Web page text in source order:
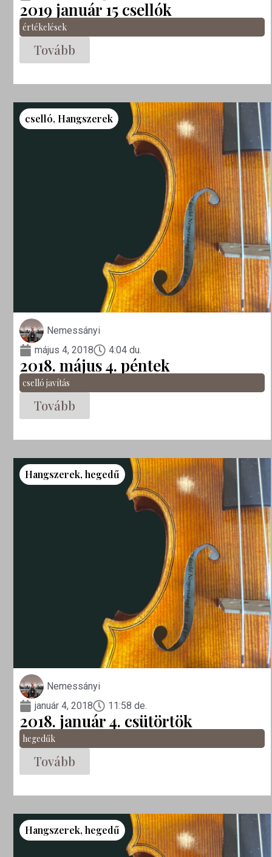
2019 január 15 csellók
értékelések
Tovább
cselló, Hangszerek
Nemessányi
május 4, 2018
4:04 du.
2018. május 4. péntek
cselló javítás
Tovább
Hangszerek,hegedű
Nemessányi
január 4, 2018
11:58 de.
2018. január 4. csütörtök
hegedűk
Tovább
Hangszerek,hegedű